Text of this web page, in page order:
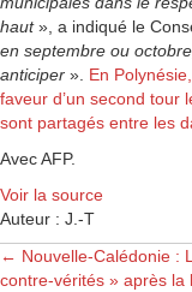
haut», a indiqué le
en septembre ou
anticiper ». En
faveur d’un second tour
sont partagés entre les
Avec AFP.
Voir la source
Auteur : J.-T
Posts
← Nouvelle-Calédonie :
contre-vérités » après la